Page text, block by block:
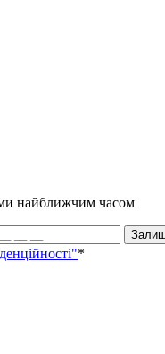
найближчим часом
*